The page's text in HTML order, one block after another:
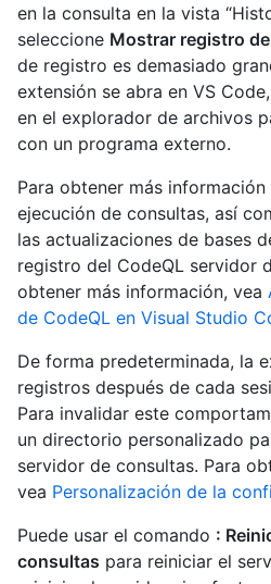
en la consulta en la vista
seleccione Mostrar registro
de registro es demasiado
extensión se abra en VS
en el explorador de archivos
con un programa externo.
Para obtener más
ejecución de consultas, así
las actualizaciones de bases
registro del CodeQL servidor
obtener más información, vea
de CodeQL en Visual Studio
De forma predeterminada, la
registros después de cada
Para invalidar este
un directorio personalizado
servidor de consultas. Para
vea Personalización de la
Puede usar el comando :
consultas para reiniciar el